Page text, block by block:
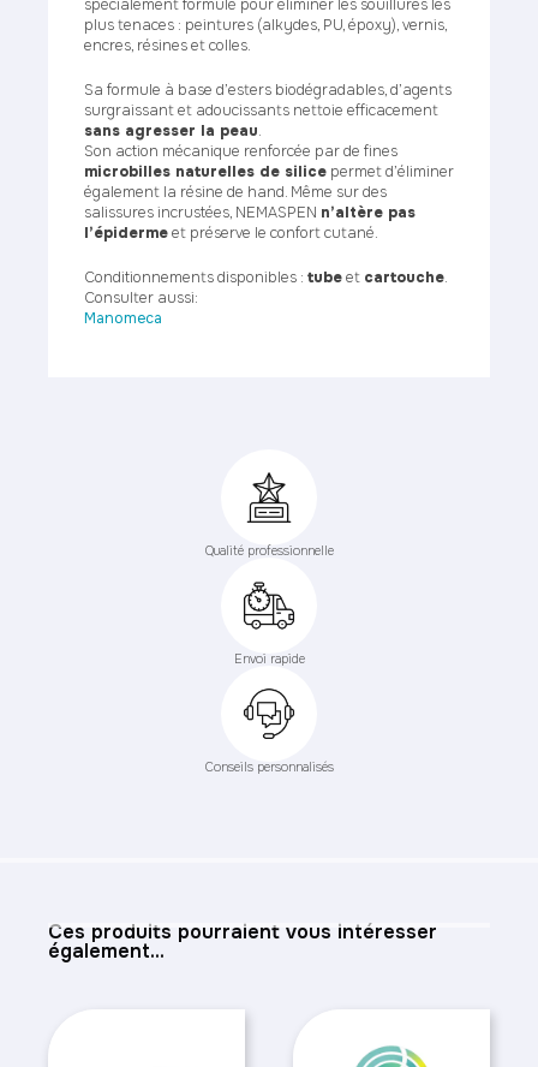
spécialement formulé pour éliminer les souillures les
plus tenaces : peintures (alkydes, PU, époxy), vernis,
encres, résines et colles.
Sa formule à base d’esters biodégradables, d’agents
surgraissant et adoucissants nettoie efficacement
sans agresser la peau.
Son action mécanique renforcée par de fines
microbilles naturelles de silice permet d’éliminer
également la résine de hand. Même sur des
salissures incrustées, NEMASPEN n’altère pas
l’épidermeet préserve le confort cutané.
Conditionnements disponibles : tubeet cartouche.
Consulter aussi:
Manomeca
Qualité professionnelle
Envoi rapide
Conseils personnalisés
Ces produits pourraient vous intéresser
également...